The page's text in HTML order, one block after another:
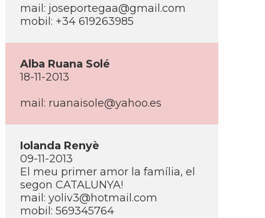
mail: joseportegaa@gmail.com
mobil: +34 619263985
Alba Ruana Solé
18-11-2013
mail: ruanaisole@yahoo.es
Iolanda Renyè
09-11-2013
El meu primer amor la famí­lia, el
segon CATALUNYA!
mail: yoliv3@hotmail.com
mobil: 569345764